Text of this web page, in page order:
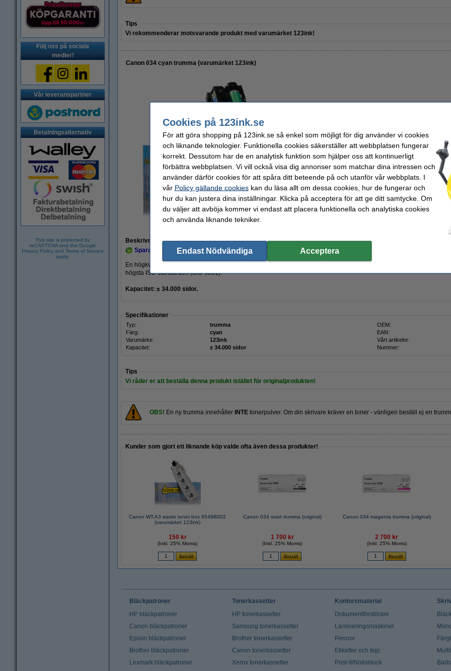
Följ oss på sociala
medier!
Vår leveranspartner
Betalningsalternativ
This site is protected by
reCAPTCHA and the Google
Privacy Policy and Terms of Service
apply.
Tips
Vi rekommenderar motsvarande produkt med varumärket 123ink!
Canon 034 cyan trumma (varumärket 123ink)
1 360 kr Exkl. 25% Moms
0,05 kr
EU-lager
Beställ
Beskrivning
Spara
med varumärket 123ink!
En högkvalitativ och tillförlitlig version av Canon 034 cyan trumma från 123ink. Denna toner produceras av en
högsta ISO-standarden (ISO-9001).
Kapacitet: ± 34.000 sidor.
Specifikationer
Typ: trumma
OEM:
Färg:
cyan
EAN:
Varumärke:
123ink
Vårt artikelnr:
Kapacitet:
± 34.000 sidor Nummer:
Tips
Vi råder er att beställa denna produkt istället för originalprodukten!
OBS! En ny trumma innehåller INTE tonerpulver. Om din skrivare kräver en toner - vänligen beställ ej en
Kunder som gjort ett liknande köp valde ofta även dessa produkter!
Canon WT-A3 waste toner box 9549B002
(varumärket 123ink)
150 kr
(Inkl. 25% Moms)
Canon 034 svart trumma (original)
1 700 kr
(Inkl. 25% Moms)
Canon 034 magenta trumma (original)
2 700 kr
(Inkl. 25% Moms)
Bläckpatroner
HP bläckpatroner
Canon bläckpatroner
Epson bläckpatroner
Brother bläckpatroner
Lexmark bläckpatroner
Tonerkassetter
HP tonerkassetter
Samsung tonerkassetter
Brother tonerkassetter
Canon tonerkassetter
Xerox tonerkassetter
Kontorsmaterial
Dokumentförstörare
Lamineringsmaskiner
Pennor
Etiketter och tejp
Post-it/Notisblock
Cookies på 123ink.se
För att göra shopping på 123ink.se så enkel som möjligt för dig använder vi cookies
och liknande teknologier. Funktionella cookies säkerställer att webbplatsen fungerar
korrekt. Dessutom har de en analytisk funktion som hjälper oss att kontinuerligt
förbättra webbplatsen. Vi vill också visa dig annonser som matchar dina intressen och
använder därför cookies för att spåra ditt beteende på och utanför vår webbplats. I
vår Policy gällande cookieskan du läsa allt om dessa cookies, hur de fungerar och
hur du kan justera dina inställningar. Klicka på acceptera för att ge ditt samtycke. Om
du väljer att avböja kommer vi endast att placera funktionella och analytiska cookies
och använda liknande tekniker.
Endast Nödvändiga Acceptera